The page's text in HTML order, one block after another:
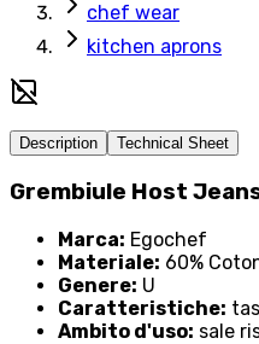
chef wear
kitchen aprons
Description Technical Sheet
Grembiule Host
Marca: Egochef
Materiale: 60%
Genere: U
Caratteristiche:
Ambito d'uso: sale